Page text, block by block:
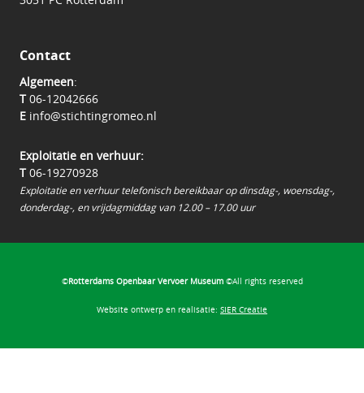
Contact
Algemeen:
T06-12042666
E info@stichtingromeo.nl
Exploitatie en verhuur:
T 06-19270928
Exploitatie en verhuur telefonisch bereikbaar op dinsdag-, woensdag-,
donderdag-, en vrijdagmiddag van 12.00 – 17.00 uur
©Rotterdams Openbaar Vervoer Museum©All rights reserved
Website ontwerp en realisatie: SIER Creatie